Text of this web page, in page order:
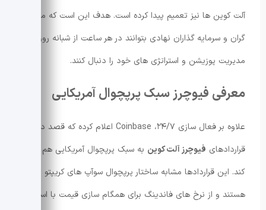
آلت کوین ها نیز تعمیم پیدا کرده است. هدف این است که معامله
گران و سرمایه گذاران نهادی بتوانند در هر ساعت از شبانه روز
مدیریت پوزیشن و استراتژی های خود را دنبال کنند.
معرفی فیوچرز سبک پرپچوال آمریکایی
علاوه بر فعال سازی ۲۴/۷، Coinbase اعلام کرده که قصد دارد
قراردادهای فیوچرز آلت کوین به سبک پرپچوال آمریکایی هم ارائه
کند. این قراردادها مشابه ساختار پرپچوال سوآپ های کریپتو
هستند و از نرخ های فاندینگ برای همگام سازی قیمت با اسپات